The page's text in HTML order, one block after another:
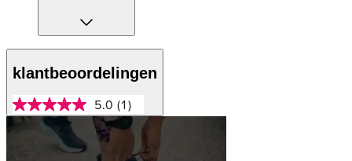
klantbeoordelingen
5.0
van
5.0 (1)